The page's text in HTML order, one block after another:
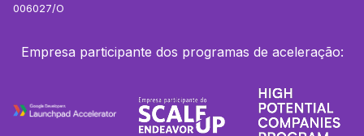
006027/O
Empresa participante dos programas de aceleração: